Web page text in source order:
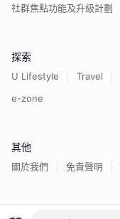
社群焦點功能及升級計劃
探索
U Lifestyle Travel
e-zone
其他
關於我們 免責聲明